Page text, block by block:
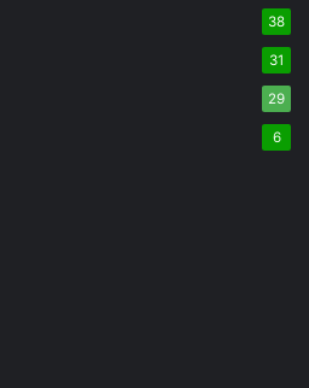
38
31
29
6